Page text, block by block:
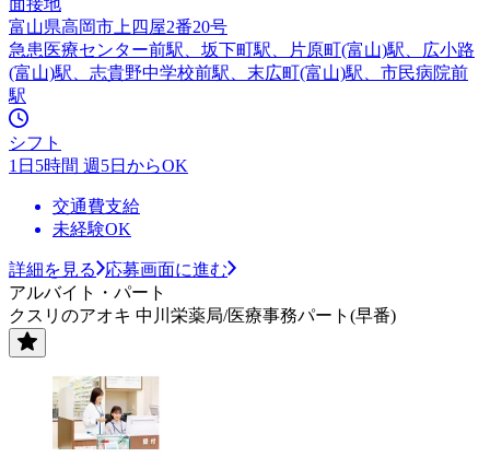
富山県高岡市上四屋2番20号
急患医療センター前駅、坂下町駅、片原町(富山)駅、広小路
(富山)駅、志貴野中学校前駅、末広町(富山)駅、市民病院前
駅
シフト
1日5時間 週5日からOK
交通費支給
未経験OK
詳細を見る
応募画面に進む
アルバイト・パート
クスリのアオキ 中川栄薬局/医療事務パート(早番)